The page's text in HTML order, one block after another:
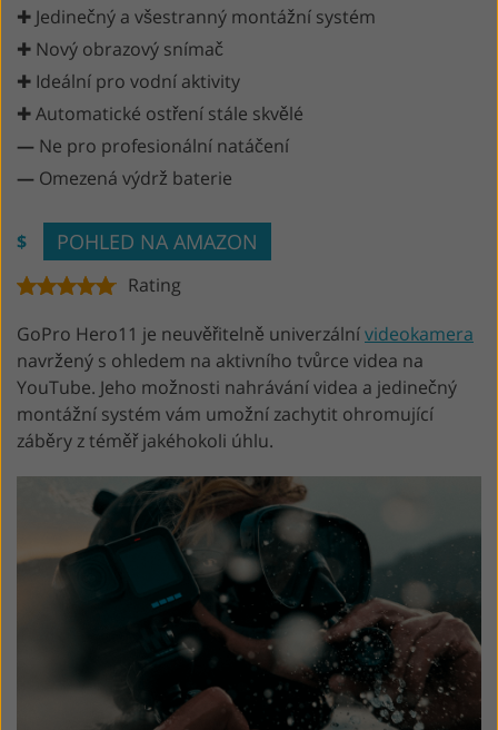
✚ Jedinečný a všestranný montážní systém
✚ Nový obrazový snímač
✚ Ideální pro vodní aktivity
✚ Automatické ostření stále skvělé
— Ne pro profesionální natáčení
— Omezená výdrž baterie
$ POHLED NA AMAZON
Rating
GoPro Hero11 je neuvěřitelně univerzálnívideokamera
navržený s ohledem na aktivního tvůrce videa na
YouTube. Jeho možnosti nahrávání videa a jedinečný
montážní systém vám umožní zachytit ohromující
záběry z téměř jakéhokoli úhlu.